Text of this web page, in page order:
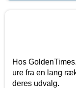
Hos
ure fra en lang
deres udvalg.